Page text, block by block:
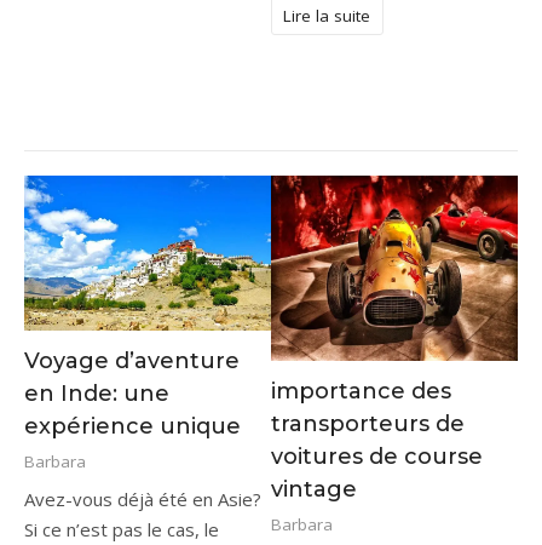
Lire la suite
Voyage d’aventure
en Inde: une
expérience unique
Barbara
Avez-vous déjà été en Asie?
Si ce n’est pas le cas, le
importance des
transporteurs de
voitures de course
vintage
Barbara